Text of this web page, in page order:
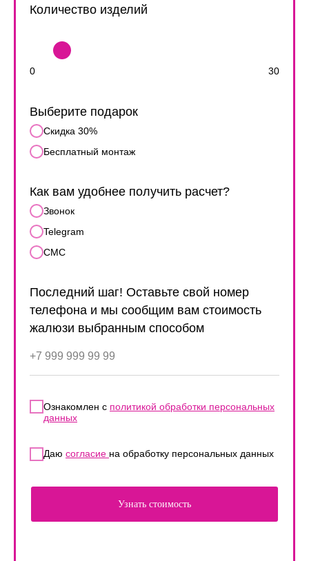
Количество изделий
0 30
Выберите подарок
Скидка 30%
Бесплатный монтаж
Как вам удобнее получить расчет?
Звонок
Telegram
СМС
Последний шаг! Оставьте свой номер
телефона и мы сообщим вам стоимость
жалюзи выбранным способом
Ознакомлен с политикой обработки персональных
данных
Даю согласие на обработку персональных данных
Узнать стоимость